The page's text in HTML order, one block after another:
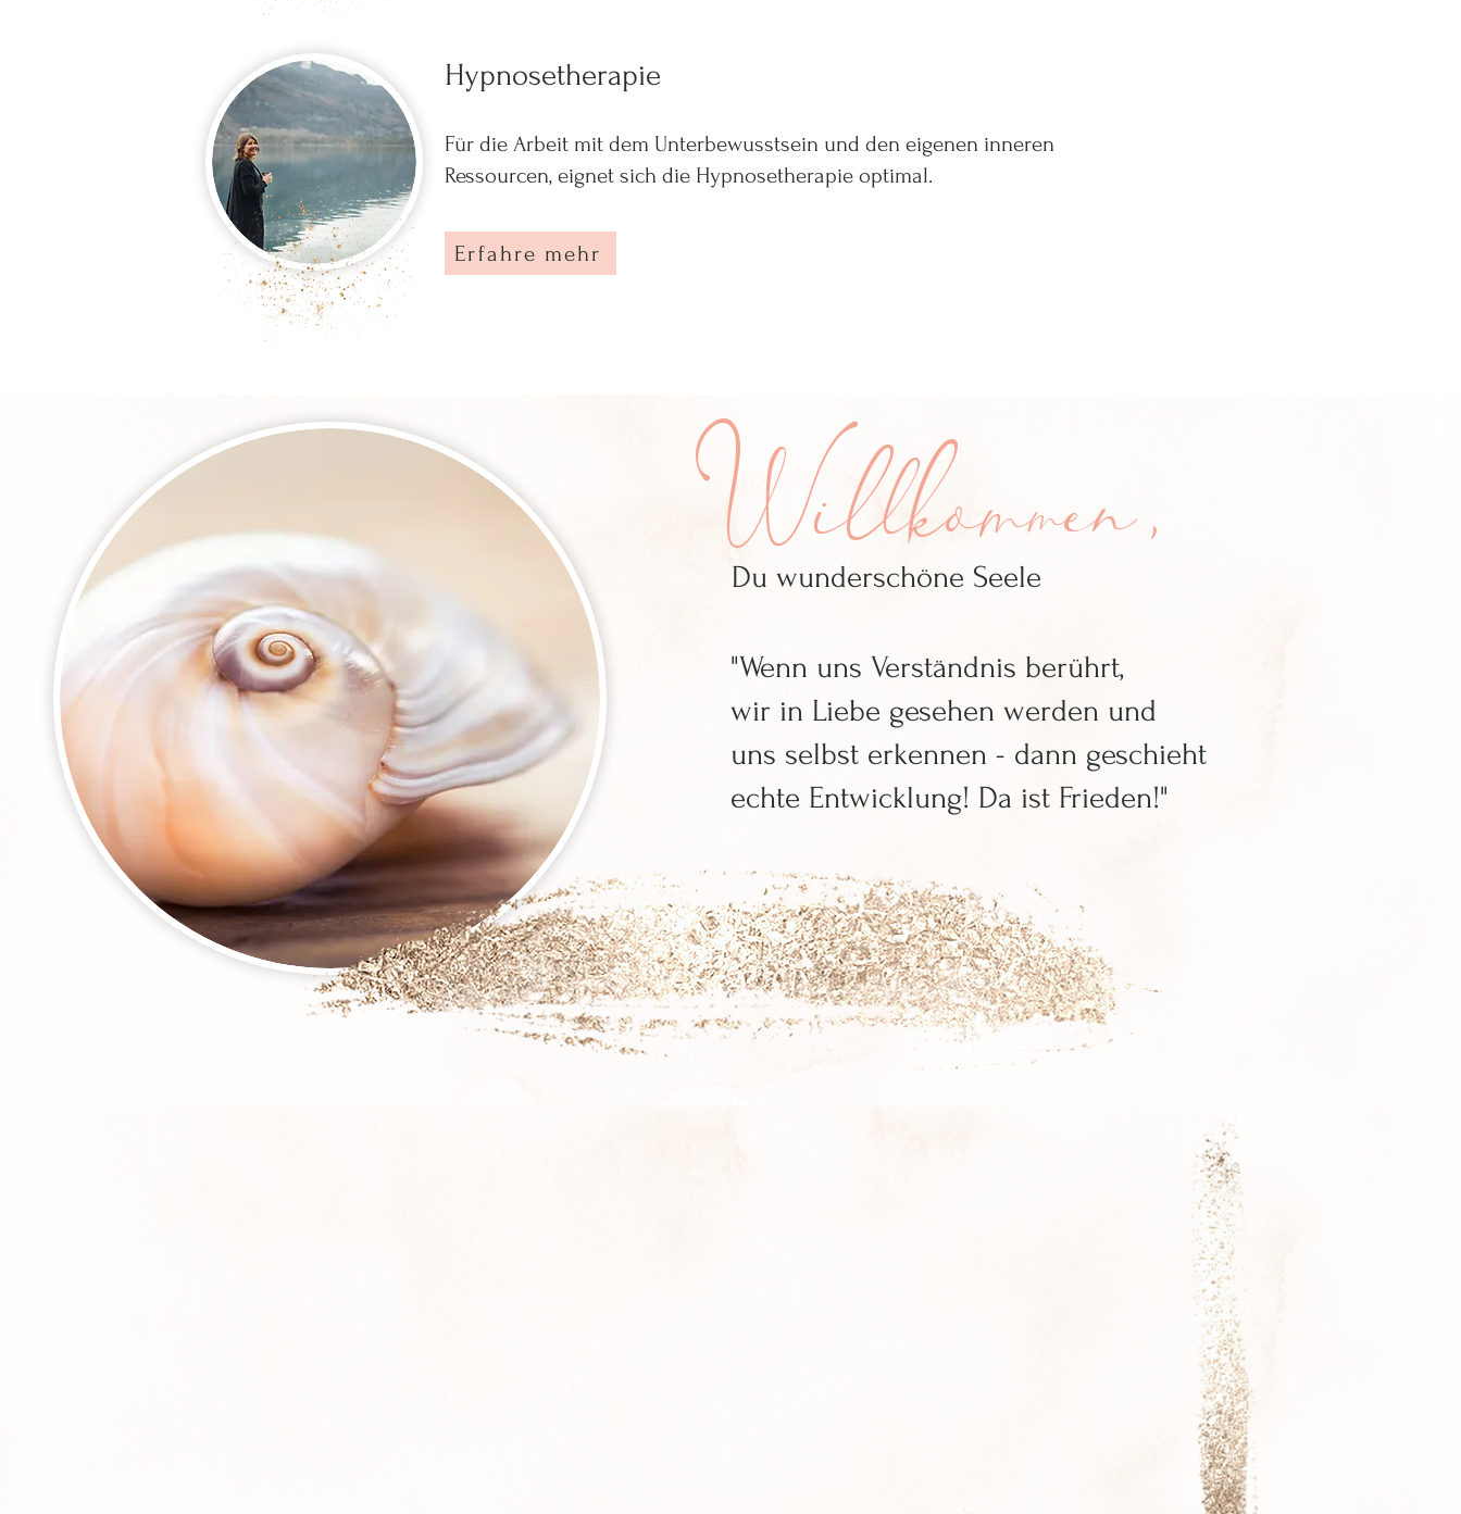
Hypnosetherapie
Für die Arbeit mit dem Unterbewusstsein und den eigenen inneren
Ressourcen, eignet sich die Hypnosetherapie optimal.
Erfahre mehr
Willkommen,
Du wunderschöne Seele
"Wenn uns Verständnis berührt,
wir in Liebe gesehen werden und
uns selbst erkennen - ​dann geschieht
echte Entwicklung! Da ist Frieden!"